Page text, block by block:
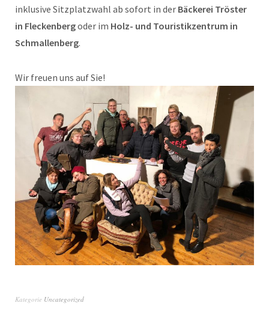
inklusive Sitzplatzwahl ab sofort in der Bäckerei Tröster
in Fleckenbergoder im Holz- und Touristikzentrum in
Schmallenberg.
Wir freuen uns auf Sie!
Kategorie Uncategorized